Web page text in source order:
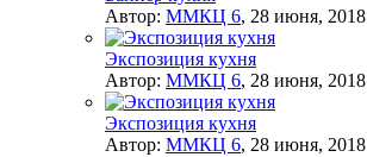
Автор: ММКЦ 6, 28 июня, 2018
Экспозиция кухня
Автор: ММКЦ 6, 28 июня, 2018
Экспозиция кухня
Автор: ММКЦ 6, 28 июня, 2018